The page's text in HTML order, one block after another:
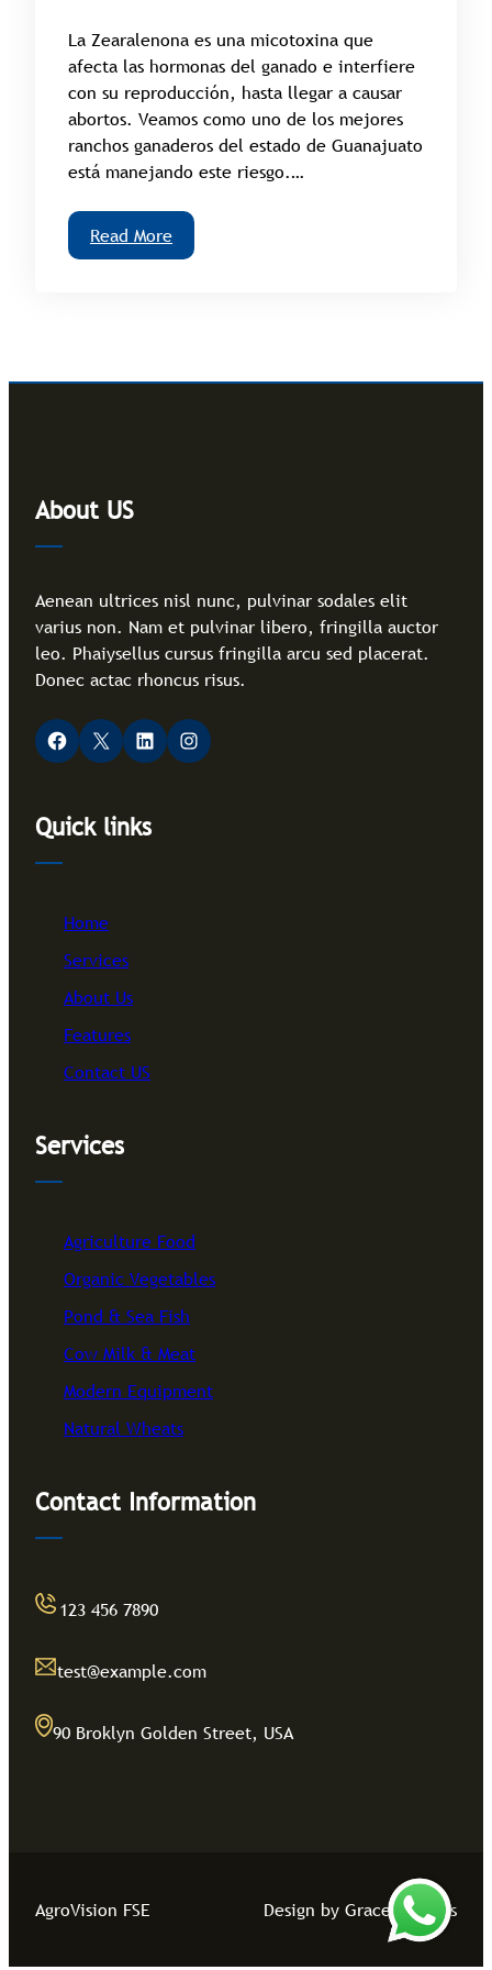
La Zearalenona es una micotoxina que
afecta las hormonas del ganado e interfiere
con su reproducción, hasta llegar a causar
abortos. Veamos como uno de los mejores
ranchos ganaderos del estado de Guanajuato
está manejando este riesgo.…
Read More
About US
Aenean ultrices nisl nunc, pulvinar sodales elit
varius non. Nam et pulvinar libero, fringilla auctor
leo. Phaiysellus cursus fringilla arcu sed placerat.
Donec actac rhoncus risus.
Facebook X LinkedIn Instagram
Quick links
Home
Services
About Us
Features
Contact US
Services
Agriculture Food
Organic Vegetables
Pond & Sea Fish
Cow Milk & Meat
Modern Equipment
Natural Wheats
Contact Information
123 456 7890
test@example.com
90 Broklyn Golden Street, USA
AgroVision FSE Design by Grace Themes